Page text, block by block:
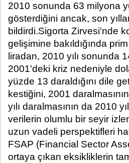
2010 sonunda 63 milyona
gösterdiğini ancak, son
bildirdi.Sigorta Zirvesi'nde
gelişimine bakıldığında
liradan, 2010 yılı sonunda
2001'deki kriz nedeniyle
yüzde 13 daraldığını dile
kestiğini, 2001
yılı daralmasının da 2010
verilerin olumlu bir seyir
uzun vadeli perspektifleri
FSAP (Financial Sector
ortaya çıkan eksikliklerin